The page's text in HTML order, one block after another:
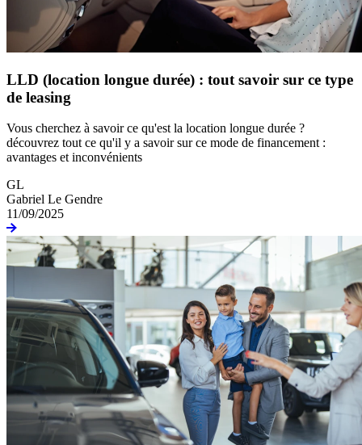
LLD (location longue durée) : tout savoir sur ce type
de leasing
Vous cherchez à savoir ce qu'est la location longue durée ?
découvrez tout ce qu'il y a savoir sur ce mode de financement :
avantages et inconvénients
GL
Gabriel Le Gendre
11/09/2025